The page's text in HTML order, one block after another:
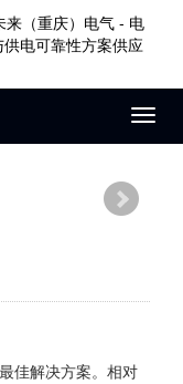
佳解决方案。相对